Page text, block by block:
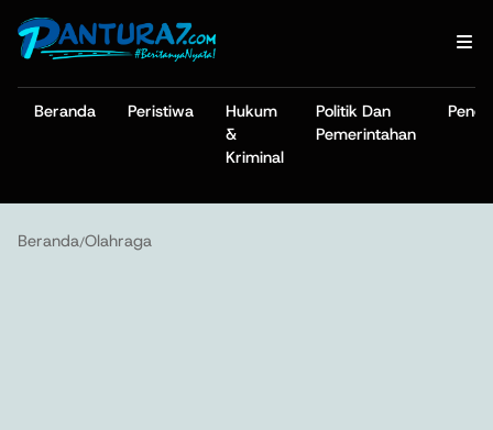
Beranda Peristiwa
Hukum
&
Kriminal
Politik Dan
Pemerintahan
Beranda/Olahraga